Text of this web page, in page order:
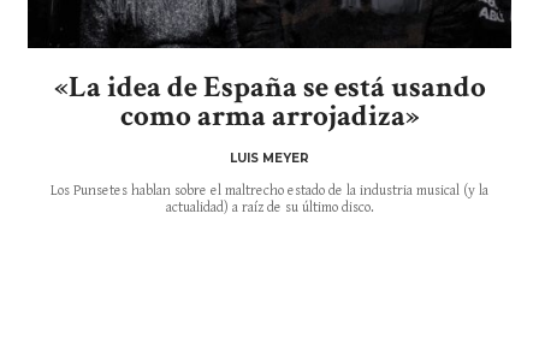
«La idea de España se está usando
como arma arrojadiza»
LUIS MEYER
Los Punsetes hablan sobre el maltrecho estado de la industria musical (y la
actualidad) a raíz de su último disco.